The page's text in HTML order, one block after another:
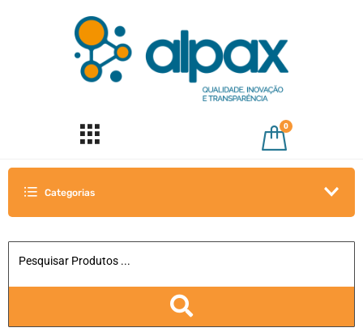
0
Categorias